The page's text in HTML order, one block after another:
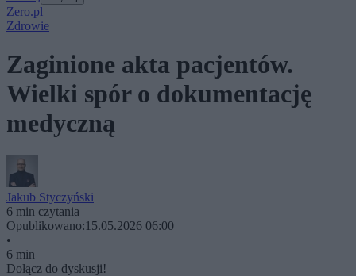
Zero.pl
Zdrowie
Zaginione akta pacjentów.
Wielki spór o dokumentację
medyczną
Jakub Styczyński
6 min czytania
Opublikowano:15.05.2026 06:00
•
6 min
Dołącz do dyskusji!